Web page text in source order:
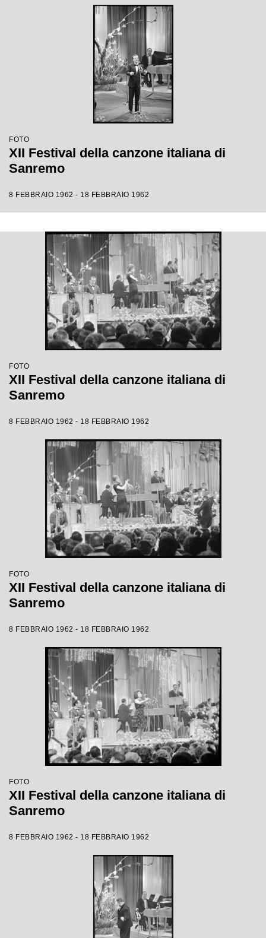
FOTO
XII Festival della canzone italiana di
Sanremo
8 FEBBRAIO 1962 - 18 FEBBRAIO 1962
FOTO
XII Festival della canzone italiana di
Sanremo
8 FEBBRAIO 1962 - 18 FEBBRAIO 1962
FOTO
XII Festival della canzone italiana di
Sanremo
8 FEBBRAIO 1962 - 18 FEBBRAIO 1962
FOTO
XII Festival della canzone italiana di
Sanremo
8 FEBBRAIO 1962 - 18 FEBBRAIO 1962